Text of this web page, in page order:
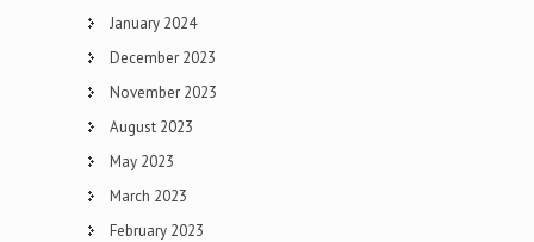
January 2024
December 2023
November 2023
August 2023
May 2023
March 2023
February 2023